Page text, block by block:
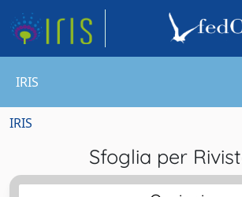
IRIS
IRIS
Sfoglia per